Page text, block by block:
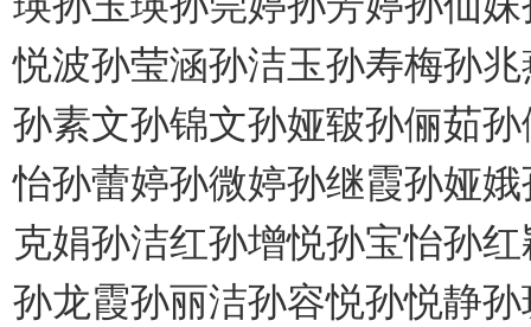
悦波孙莹涵孙洁玉孙寿梅孙
孙素文孙锦文孙娅皲孙俪茹
怡孙蕾婷孙微婷孙继霞孙娅
克娟孙洁红孙增悦孙宝怡孙
孙龙霞孙丽洁孙容悦孙悦静